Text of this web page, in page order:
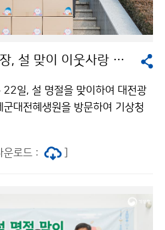
김승희 기상청 차장, 설 맞이 이웃사랑 나눔 실천
22일, 설 명절을 맞이하여 대전광
대전혜생원을 방문하여 기상청
운로드 :